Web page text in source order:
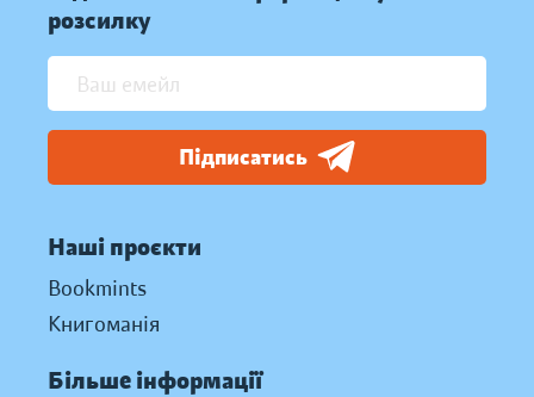
розсилку
Підписатись
Наші проєкти
Bookmints
Книгоманія
Більше інформації